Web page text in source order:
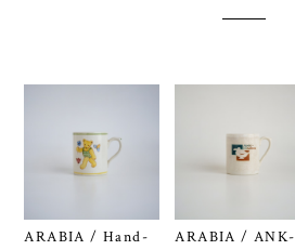
ARABIA / Hand-
ARABIA / ANK-